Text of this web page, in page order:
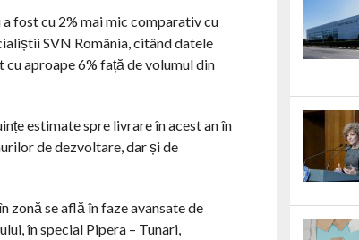
fost cu 2% mai mic comparativ cu
SVN România, citând datele
aproape 6% față de volumul din
estimate spre livrare în acest an în
de dezvoltare, dar și de
zonă se află în faze avansate de
în special Pipera – Tunari,